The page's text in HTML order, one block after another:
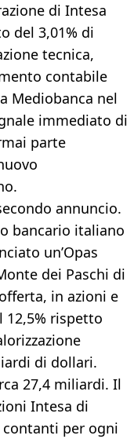
di Intesa
del 3,01% di
tecnica,
contabile
Mediobanca nel
immediato di
parte
annuncio.
bancario italiano
un’Opas
dei Paschi di
in azioni e
12,5% rispetto
di dollari.
27,4 miliardi. Il
Intesa di
per ogni